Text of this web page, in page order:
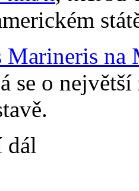
Marineris na
se o
dál